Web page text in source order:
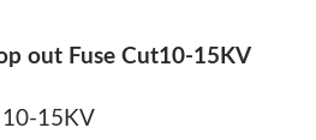
out Fuse Cut10-15KV
10-15KV